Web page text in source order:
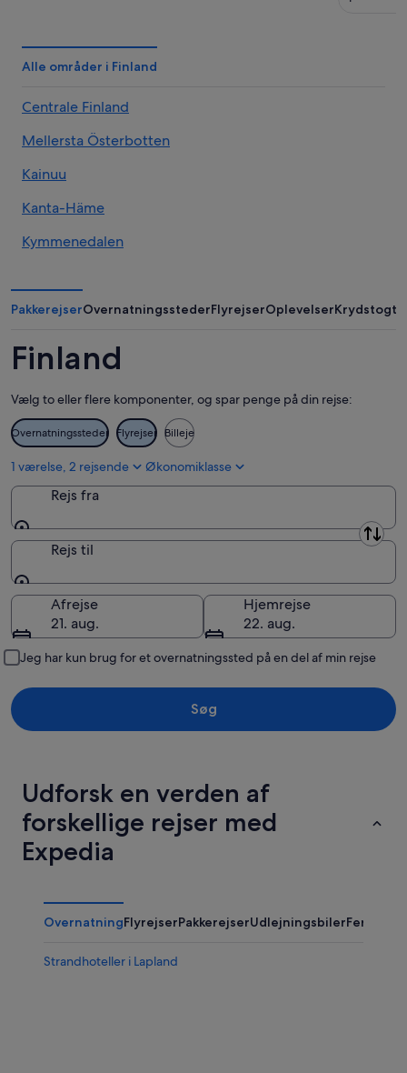
Alle områder i Finland
Centrale Finland
Mellersta Österbotten
Kainuu
Kanta-Häme
Kymmenedalen
Karelia (område)
Norra Österbotten
Österbotten
Pirkanmaa
Päijänne Tavastia
Södra Karelen
Sydösterbotten
Södra Savolax
PakkerejserOvernatningsstederFlyrejserOplevelser
Finland
Vælg to eller flere komponenter, og spar penge på din rejse:
Overnatningssteder Flyrejser Billeje
1 værelse, 2 rejsende Økonomiklasse
Rejs fra
Rejs fra
Rejs til
Rejs til
Afrejse
21. aug.
Hjemrejse
22. aug.
Jeg har kun brug for et overnatningssted på en del af min rejse
Søg
Udforsk en verden af
forskellige rejser med
Expedia
OvernatningFlyrejserPakkerejserUdlejningsbiler
Strandhoteller i Lapland